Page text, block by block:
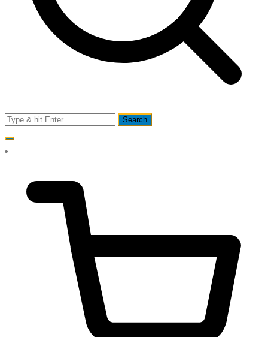
Search
for: